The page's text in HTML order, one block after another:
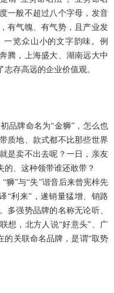
一般不超过八个字母，发音
有气魄、有气势，且产业发
览众山小的文字韵味。例
腾，上海盛大、湖南远大中
存高远的企业价值观。
品牌命名为“金狮”，怎么也
质地、款式都不比那些世界
是卖不出去呢？一日，亲友
的、这种领带谁还敢带？
狮”与“失”谐音后来曾宪梓先
“利来”，遂销量猛增、销路
多强势品牌的名称无论听、
想，北方人说“好意头”、广
的关联命名品牌，是谓“取势